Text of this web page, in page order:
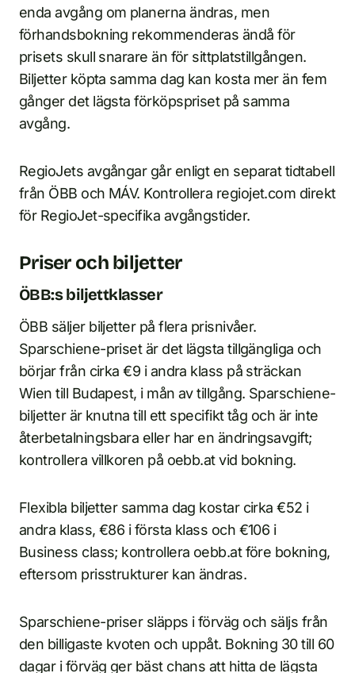
enda avgång om planerna ändras, men
förhandsbokning rekommenderas ändå för
prisets skull snarare än för sittplatstillgången.
Biljetter köpta samma dag kan kosta mer än fem
gånger det lägsta förköpspriset på samma
avgång.
RegioJets avgångar går enligt en separat tidtabell
från ÖBB och MÁV. Kontrollera regiojet.com direkt
för RegioJet-specifika avgångstider.
Priser och biljetter
ÖBB:s biljettklasser
ÖBB säljer biljetter på flera prisnivåer.
Sparschiene-priset är det lägsta tillgängliga och
börjar från cirka €9 i andra klass på sträckan
Wien till Budapest, i mån av tillgång. Sparschiene-
biljetter är knutna till ett specifikt tåg och är inte
återbetalningsbara eller har en ändringsavgift;
kontrollera villkoren på oebb.at vid bokning.
Flexibla biljetter samma dag kostar cirka €52 i
andra klass, €86 i första klass och €106 i
Business class; kontrollera oebb.at före bokning,
eftersom prisstrukturer kan ändras.
Sparschiene-priser släpps i förväg och säljs från
den billigaste kvoten och uppåt. Bokning 30 till 60
dagar i förväg ger bäst chans att hitta de lägsta